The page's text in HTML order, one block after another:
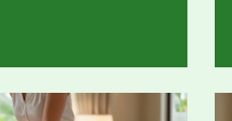
postupy a užitečnými